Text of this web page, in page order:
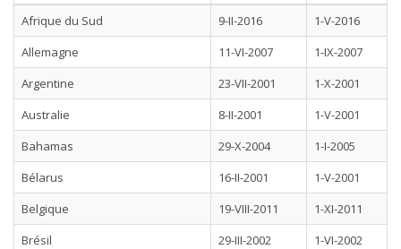
Afrique du Sud
9-II-2016
1-V-2016
Allemagne
11-VI-2007
1-IX-2007
Argentine
23-VII-2001
1-X-2001
Australie
8-II-2001
1-V-2001
Bahamas
29-X-2004
1-I-2005
Bélarus
16-II-2001
1-V-2001
Belgique
19-VIII-2011
1-XI-2011
Brésil
29-III-2002
1-VI-2002